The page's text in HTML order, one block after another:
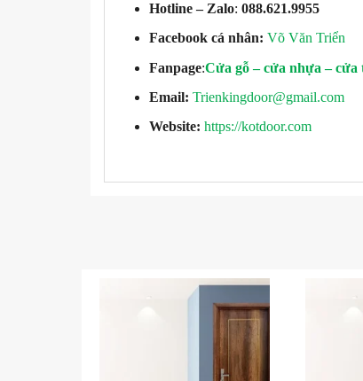
Hotline – Zalo:088.621.9955
Facebook cá nhân: Võ Văn Triển
Fanpage:Cửa gỗ – cửa nhựa –
Email: Trienkingdoor@gmail.com
Website: https://kotdoor.com